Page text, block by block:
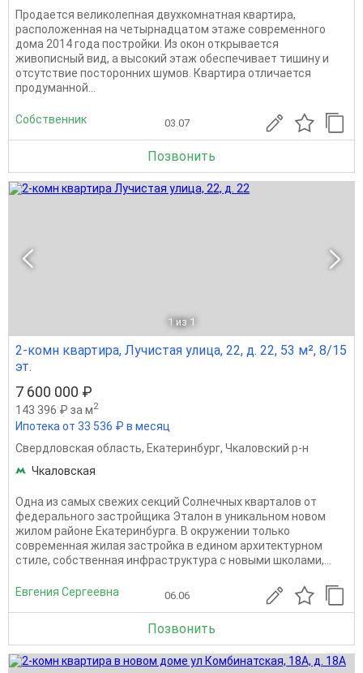
Продается великолепная двухкомнатная квартира,
расположенная на четырнадцатом этаже современного
дома 2014 года постройки. Из окон открывается
живописный вид, а высокий этаж обеспечивает тишину и
отсутствие посторонних шумов. Квартира отличается
продуманной...
Собственник 03.07
Позвонить
1 из 1
2-комн квартира, Лучистая улица, 22, д. 22, 53 м², 8/15
эт.
7 600 000 ₽
143 396 ₽ за м2
Ипотека от 33 536 ₽ в месяц
Свердловская область, Екатеринбург, Чкаловский р-н
Чкаловская
Одна из самых свежих секций Солнечных кварталов от
федерального застройщика Эталон в уникальном новом
жилом районе Екатеринбурга. В окружении только
современная жилая застройка в едином архитектурном
стиле, собственная инфраструктура с новыми школами,...
Евгения Сергеевна 06.06
Позвонить